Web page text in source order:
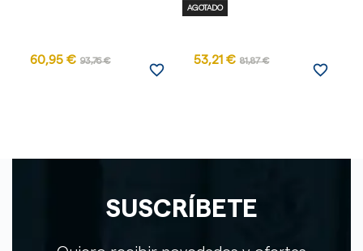
60,95 € 93,76 €
favorite_border
AGOTADO
53,21 € 81,87 €
favorite_border
SUSCRÍBETE